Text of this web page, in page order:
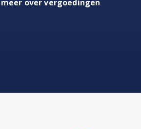
meer over vergoedingen